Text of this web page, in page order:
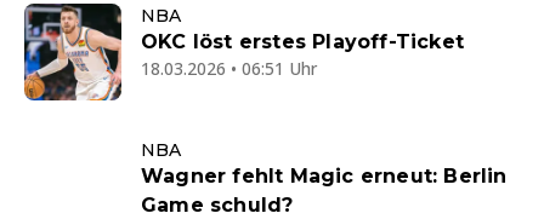
NBA
OKC löst erstes Playoff-Ticket
18.03.2026 • 06:51 Uhr
NBA
Wagner fehlt Magic erneut: Berlin
Game schuld?